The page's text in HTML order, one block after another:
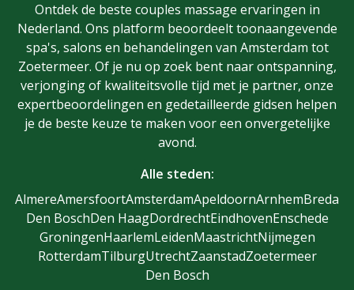
Ontdek de beste couples massage ervaringen in
Nederland. Ons platform beoordeelt toonaangevende
spa's, salons en behandelingen van Amsterdam tot
Zoetermeer. Of je nu op zoek bent naar ontspanning,
verjonging of kwaliteitsvolle tijd met je partner, onze
expertbeoordelingen en gedetailleerde gidsen helpen
je de beste keuze te maken voor een onvergetelijke
avond.
Alle steden:
AlmereAmersfoortAmsterdamApeldoornArnhemBreda
Den BoschDen HaagDordrechtEindhovenEnschede
GroningenHaarlemLeidenMaastrichtNijmegen
RotterdamTilburgUtrechtZaanstadZoetermeer
Den Bosch